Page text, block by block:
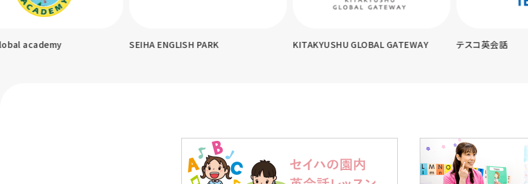
SEIHA ENGLISH PARK KITAKYUSHU GLOBAL GATEWAY テスコ英会話